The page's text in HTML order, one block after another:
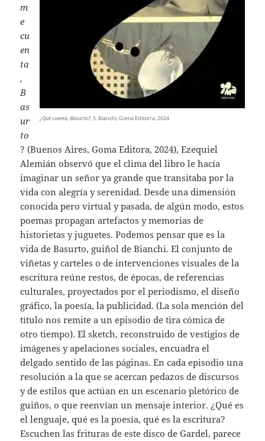
¿Qué cuenta, Basurto?, S. Bianchi, Goma Editorra, 2024
m
e
cu
en
ta
,
B
as
ur
to
? (Buenos Aires, Goma Editora, 2024), Ezequiel
Alemián observó que el clima del libro le hacía
imaginar un señor ya grande que transitaba por la
vida con alegría y serenidad. Desde una dimensión
conocida pero virtual y pasada, de algún modo, estos
poemas propagan artefactos y memorias de
historietas y juguetes. Podemos pensar que es la
vida de Basurto, guiñol de Bianchi. El conjunto de
viñetas y carteles o de intervenciones visuales de la
escritura reúne restos, de épocas, de referencias
culturales, proyectados por el periodismo, el diseño
gráfico, la poesía, la publicidad. (La sola mención del
título nos remite a un episodio de tira cómica de
otro tiempo). El sketch, reconstruido de vestigios de
imágenes y apelaciones sociales, encuadra el
delgado sentido de las páginas. En cada episodio una
resolución a la que se acercan pedazos de discursos
y de estilos que actúan en un escenario pletórico de
guiños, o que reenvían un mensaje interior. ¿Qué es
el lenguaje, qué es la poesía, qué es la escritura?
Escuchen las frituras de este disco de Gardel, parece